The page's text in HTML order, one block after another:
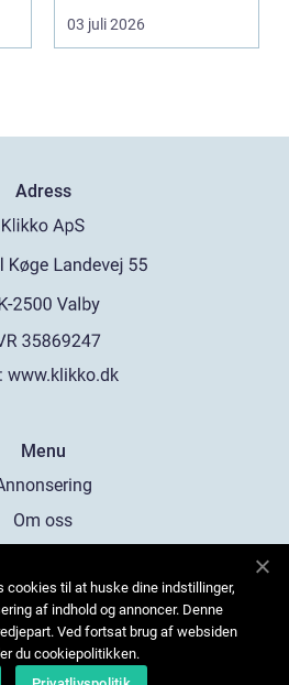
03 juli 2026
Adress
www.klikko.dk
Menu
Om oss
oss
Sitemap
cookies til at huske dine indstillinger,
af indhold og annoncer. Denne
Ved fortsat brug af websiden
du cookiepolitikken.